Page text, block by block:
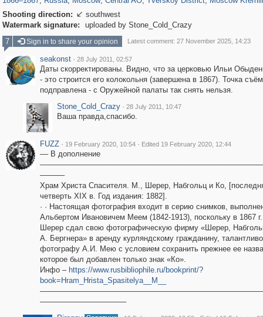
Shooting direction:  southwest
Watermark signature:
uploaded by Stone_Cold_Crazy
7
Sign in to share your opinion Latest comment: 27 November 2025, 14:23
seakonst · 28 July 2011, 02:57
Даты скорректированы. Видно, что за церковью Ильи
- это строится его колокольня (завершена в 1867). Точка
подправлена - с Оружейной палаты так снять нельзя.
Stone_Cold_Crazy · 28 July 2011, 10:47
Ваша правда,спасибо.
FUZZ · 19 February 2020, 10:54 · Edited 19 February 2020, 12:44
–– В дополнение
––––––
Храм Христа Спасителя. М., Шерер, Набгольц и Ко,
четверть XIX в. Год издания: 1882].
· · Настоящая фотография входит в серию снимков,
Альбертом Ивановичем Меем (1842-1913), поскольку в 1867
Шерер сдал свою фотографическую фирму «Шерер,
А. Бергнера» в аренду курляндскому гражданину,
фотографу А.И. Мею с условием сохранить прежнее ее
которое был добавлен только знак «Ко».
Инфо – https://www.rusbibliophile.ru/bookprint/?
book=Hram_Hrista_Spasitelya__M__
–––––––––––––––––––––